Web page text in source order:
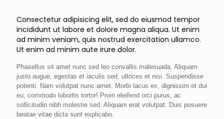
Consectetur adipisicing elit, sed do eiusmod tempor
incididunt ut labore et dolore magna aliqua. Ut enim
ad minim veniam, quis nostrud exercitation ullamco.
Ut enim ad minim aute irure dolor.
Phasellus sit amet nunc sed leo convallis malesuada. Aliquam
justo augue, egestas et iaculis sed, ultrices et nisi. Suspendisse
potenti. Nam volutpat nunc amet. Morbi lacus ex, dignissim et dui
eu, commodo lobortis tortor! Proin eleifend orci purus, ac
sollicitudin nibh molestie sed. Aliquam erat volutpat. Duis posuere
beatae vitae dicta sunt explicabo.